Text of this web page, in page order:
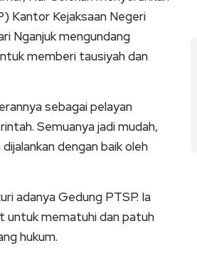
Kantor Kejaksaan Negeri
Nganjuk mengundang
memberi tausiyah dan
sebagai pelayan
Semuanya jadi mudah,
dengan baik oleh
adanya Gedung PTSP. Ia
untuk mematuhi dan patuh
hukum.